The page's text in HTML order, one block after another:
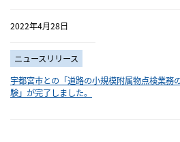
2022年4月28日
ニュースリリース
宇都宮市との「道路の小規模附属物点検業務
験」が完了しました。